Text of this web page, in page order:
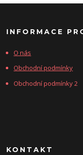
INFORMACE
O nás
Obchodní podmínky
Obchodní podmínky 2
KONTAKT